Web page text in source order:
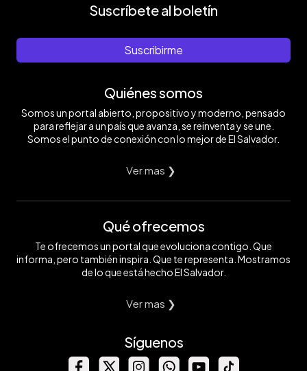
Suscríbete al boletín
Suscribirme
Quiénes somos
Somos un portal abierto, propositivo y moderno, pensado
para reflejar a un país que avanza, se reinventa y se une.
Somos el punto de conexión con lo mejor de El Salvador.
Ver mas ❯
Qué ofrecemos
Te ofrecemos un portal que evoluciona contigo. Que
informa, pero también inspira. Que te representa. Mostramos
de lo que está hecho El Salvador.
Ver mas ❯
Síguenos